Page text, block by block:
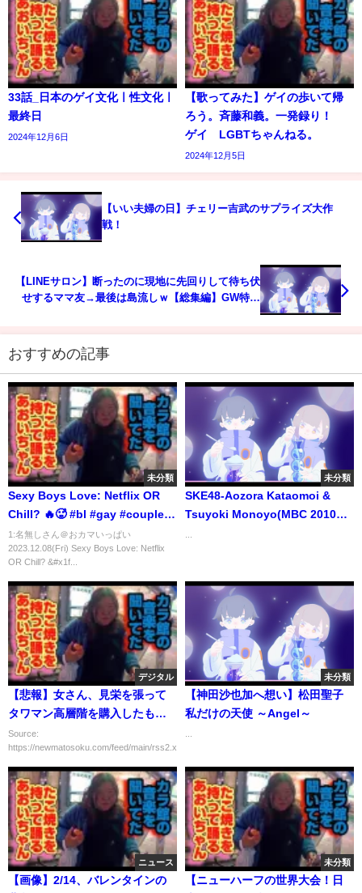
33話_日本のゲイ文化ㅣ性文化ㅣ
最終日
2024年12月6日
【歌ってみた】ゲイの歩いて帰
ろう。斉藤和義。一発録り！
ゲイ LGBTちゃんねる。
2024年12月5日
【いい夫婦の日】チェリー吉武のサプライズ大作
戦！
【LINEサロン】断ったのに現地に先回りして待ち伏
せするママ友→最後は島流しｗ【総集編】GW特別
おすすめの記事
未分類
Sexy Boys Love: Netflix OR
Chill? 🔥🥵 #bl #gay #couple #
同性カップル #ゲイカップル
#blfan #lgbt #lgbtq
1:名無しさん＠おカマいっぱい
2023.12.08(Fri) Sexy Boys Love: Netflix
OR Chill? &#x1f...
未分類
SKE48-Aozora Kataomoi &
Tsuyoki Monoyo(MBC 2010
デジタル
【悲報】女さん、見栄を張って
タワマン高層階を購入したもの
の不便すぎて咽び泣くｗｗｗｗ
ｗｗ
Source:
https://newmatosoku.com/feed/main/rss2.xml...
未分類
【神田沙也加へ想い】松田聖子
私だけの天使 ～Angel～
ニュース
【画像】2/14、バレンタインの
未分類
【ニューハーフの世界大会！日